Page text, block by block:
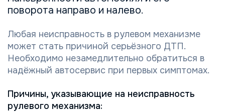
поворота направо и налево.
Любая неисправность в рулевом механизме
может стать причиной серьёзного ДТП.
Необходимо незамедлительно обратиться в
надёжный автосервис при первых симптомах.
Причины, указывающие на неисправность
рулевого механизма: